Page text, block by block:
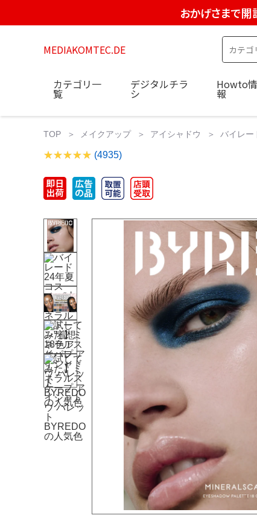
おかげさまで
MEDIAKOMTEC.DE
カテゴリ一
覧
デジタルチラ
シ
Howto情
報
TOP メイクアップ アイシャドウ バイレ
(4935)